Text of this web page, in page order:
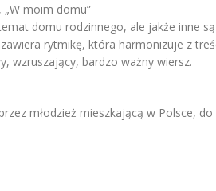
„W moim domu”
domu rodzinnego, ale jakże inne
rytmikę, która harmonizuje z
wzruszający, bardzo ważny wiersz.
młodzież mieszkającą w Polsce, do